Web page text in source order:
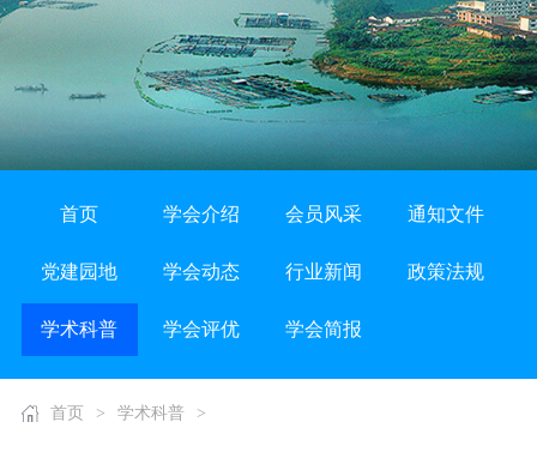
首页 学会介绍 会员风采 通知文件
党建园地 学会动态 行业新闻 政策法规
学术科普 学会评优 学会简报
首页 > 学术科普 >